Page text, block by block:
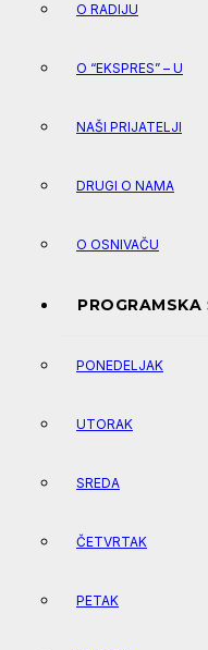
O RADIJU
O “EKSPRES” – U
NAŠI PRIJATELJI
DRUGI O NAMA
O OSNIVAČU
PROGRAMSKA
PONEDELJAK
UTORAK
SREDA
ČETVRTAK
PETAK